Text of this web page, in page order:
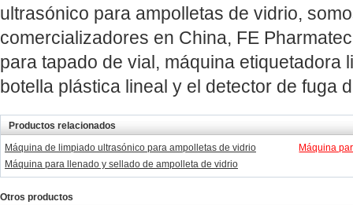
ultrasónico para ampolletas de vidrio,
comercializadores en China, FE
para tapado de vial, máquina etiquetadora
botella plástica lineal y el detector de fuga
Productos relacionados
Máquina de limpiado ultrasónico para ampolletas de vidrio
Máquina
Máquina para llenado y sellado de ampolleta de vidrio
Otros productos